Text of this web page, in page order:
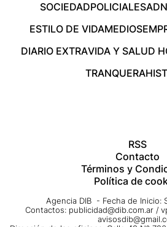
SOCIEDADPOLICIALES
ESTILO DE VIDAMEDIOS
DIARIO EXTRAVIDA Y SALUD
TRANQUERA
RSS
Contacto
Términos y
Política de
Agencia DIB - Fecha de Inicio:
Contactos: publicidad@dib.com.ar /